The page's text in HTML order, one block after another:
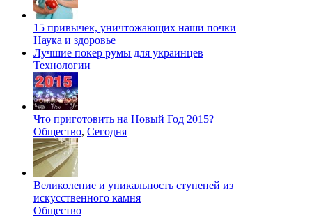
15 привычек, уничтожающих наши почки
Наука и здоровье
Лучшие покер румы для украинцев
Технологии
Что приготовить на Новый Год 2015?
Общество, Сегодня
Великолепие и уникальность ступеней из
искусственного камня
Общество